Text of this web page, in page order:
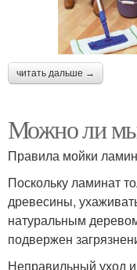
читать дальше →
Можно ли
Правила мойки
Поскольку ламинат
древесины,
натуральным
подвержен
Неправильный уход